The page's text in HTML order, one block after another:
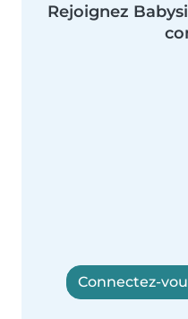
Rejoignez
Connectez-